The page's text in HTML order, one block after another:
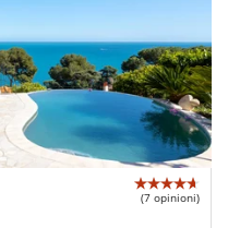
(7 opinioni)